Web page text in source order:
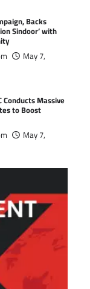
Backs
Sindoor’ with
May 7,
Conducts Massive
to Boost
May 7,